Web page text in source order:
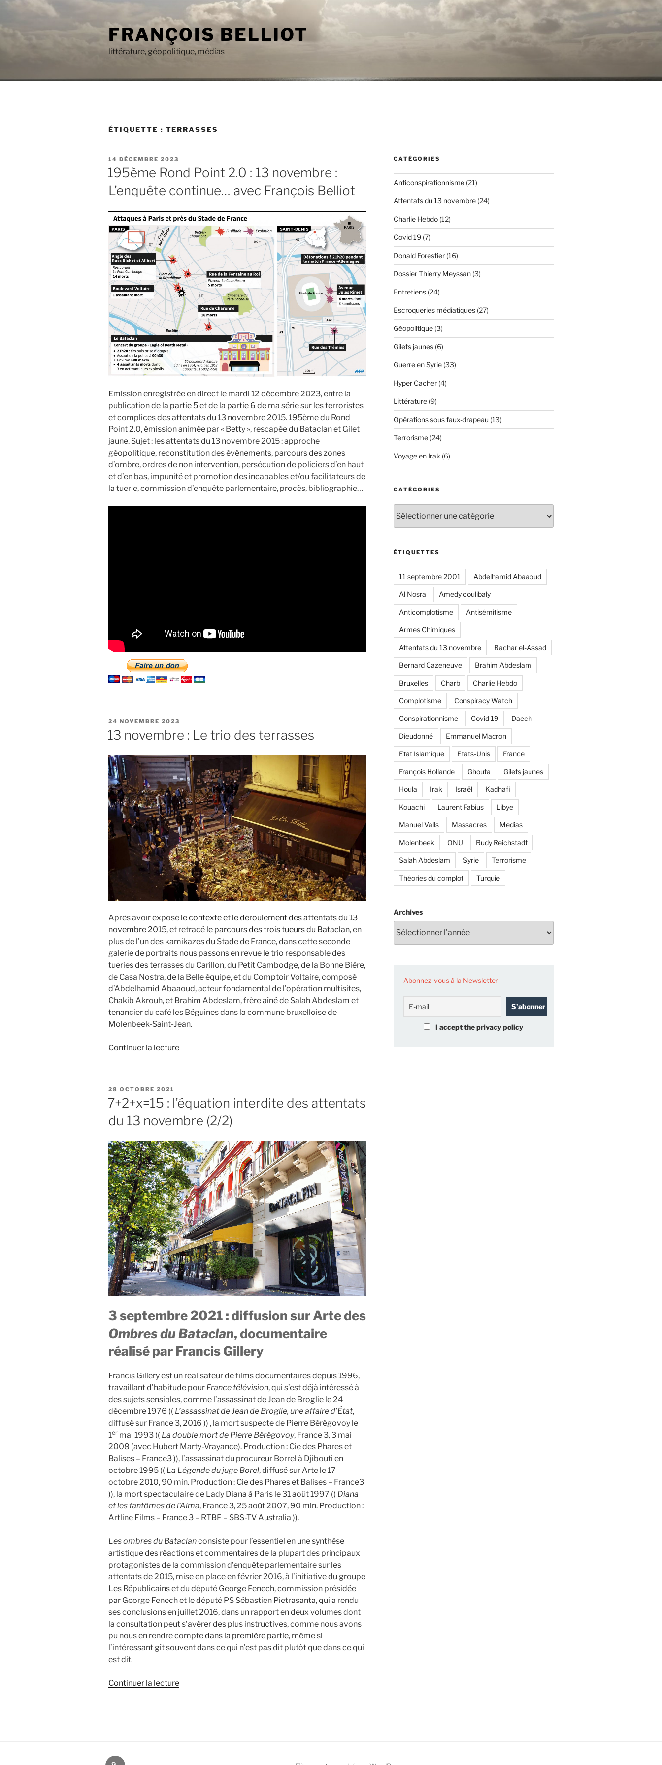
Aller
contenu
FRANÇOIS BELLIOT
littérature, géopolitique, médias
ÉTIQUETTE : TERRASSES
PUBLIÉ
LE
14 DÉCEMBRE 2023
195ème Rond Point 2.0 : 13 novembre :
L’enquête continue… avec François Belliot
Emission enregistrée en direct le mardi 12 décembre 2023, entre la
publication de la partie 5et de la partie 6 de ma série sur les terroristes
et complices des attentats du 13 novembre 2015. 195ème du Rond
Point 2.0, émission animée par « Betty », rescapée du Bataclan et Gilet
jaune. Sujet : les attentats du 13 novembre 2015 : approche
géopolitique, reconstitution des événements, parcours des zones
d’ombre, ordres de non intervention, persécution de policiers d’en haut
et d’en bas, impunité et promotion des incapables et/ou facilitateurs de
la tuerie, commission d’enquête parlementaire, procès, bibliographie…
PUBLIÉ
LE
24 NOVEMBRE 2023
13 novembre : Le trio des terrasses
Après avoir exposé le contexte et le déroulement des attentats du 13
novembre 2015, et retracé le parcours des trois tueurs du Bataclan, en
plus de l’un des kamikazes du Stade de France, dans cette seconde
galerie de portraits nous passons en revue le trio responsable des
tueries des terrasses du Carillon, du Petit Cambodge, de la Bonne Bière,
de Casa Nostra, de la Belle équipe, et du Comptoir Voltaire, composé
d’Abdelhamid Abaaoud, acteur fondamental de l’opération multisites,
Chakib Akrouh, et Brahim Abdeslam, frère aîné de Salah Abdeslam et
tenancier du café les Béguines dans la commune bruxelloise de
Molenbeek-Saint-Jean.
Continuer la lecturede
trio
des
terrasses »
PUBLIÉ
LE
28 OCTOBRE 2021
7+2+x=15 : l’équation interdite des attentats
du 13 novembre (2/2)
3 septembre 2021 : diffusion sur Arte des
Ombres du Bataclan, documentaire
réalisé par Francis Gillery
Francis Gillery est un réalisateur de films documentaires depuis 1996,
travaillant d’habitude pour France télévision, qui s’est déjà intéressé à
des sujets sensibles, comme l’assassinat de Jean de Broglie le 24
décembre 1976 (( L’assassinat de Jean de Broglie, une affaire d’État,
diffusé sur France 3, 2016 )) , la mort suspecte de Pierre Bérégovoy le
1er mai 1993 (( La double mort de Pierre Bérégovoy, France 3, 3 mai
2008 (avec Hubert Marty-Vrayance). Production : Cie des Phares et
Balises – France3 )), l’assassinat du procureur Borrel à Djibouti en
octobre 1995 (( La Légende du juge Borel, diffusé sur Arte le 17
octobre 2010, 90 min. Production : Cie des Phares et Balises – France3
)), la mort spectaculaire de Lady Diana à Paris le 31 août 1997 (( Diana
et les fantômes de l’Alma, France 3, 25 août 2007, 90 min. Production :
Artline Films – France 3 – RTBF – SBS-TV Australia )).
Les ombres du Bataclanconsiste pour l’essentiel en une synthèse
artistique des réactions et commentaires de la plupart des principaux
protagonistes de la commission d’enquête parlementaire sur les
attentats de 2015, mise en place en février 2016, à l’initiative du groupe
Les Républicains et du député George Fenech, commission présidée
par George Fenech et le député PS Sébastien Pietrasanta, qui a rendu
ses conclusions en juillet 2016, dans un rapport en deux volumes dont
la consultation peut s’avérer des plus instructives, comme nous avons
pu nous en rendre comptedans la première partie, même si
l’intéressant gît souvent dans ce qui n’est pas dit plutôt que dans ce qui
est dit.
Continuer la lecturede
CATÉGORIES
Anticonspirationnisme(21)
Attentats du 13 novembre(24)
Charlie Hebdo(12)
Covid 19(7)
Donald Forestier(16)
Dossier Thierry Meyssan(3)
Entretiens(24)
Escroqueries médiatiques(27)
Géopolitique(3)
Gilets jaunes(6)
Guerre en Syrie(33)
Hyper Cacher(4)
Littérature(9)
Opérations sous faux-drapeau (13)
Terrorisme(24)
Voyage en Irak (6)
CATÉGORIES
ÉTIQUETTES
11 septembre 2001 Abdelhamid Abaaoud
Al Nosra Amedy coulibaly
Anticomplotisme Antisémitisme
Armes Chimiques
Attentats du 13 novembre Bachar el-Assad
Bernard Cazeneuve Brahim Abdeslam
Bruxelles Charb Charlie Hebdo
Complotisme Conspiracy Watch
Conspirationnisme Covid 19 Daech
Dieudonné Emmanuel Macron
Etat Islamique Etats-Unis France
François Hollande Ghouta Gilets jaunes
Houla Irak Israël Kadhafi
Kouachi Laurent Fabius Libye
Manuel Valls Massacres Medias
Molenbeek ONU Rudy Reichstadt
Salah Abdeslam Syrie Terrorisme
Théories du complot Turquie
Archives
Abonnez-vous à la Newsletter
I accept the privacy policy
À